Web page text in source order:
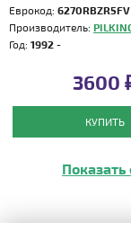
Еврокод: 6270RBZR5FV
Производитель:
Год: 1992 -
3600
КУПИТЬ